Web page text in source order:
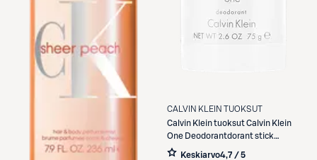
CALVIN KLEIN TUOKSUT
Calvin Klein tuoksutCalvin Klein
One Deodorantdorant stick
Deodorantdorantti 75 ml
Keskiarvo4,7 / 5